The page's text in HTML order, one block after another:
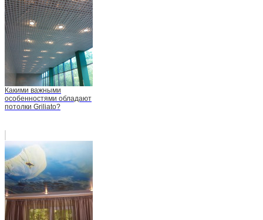
Какими важными
особенностями обладают
потолки Griliato?